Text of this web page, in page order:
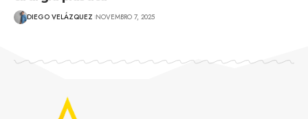
DIEGO VELÁZQUEZ NOVEMBRO 7, 2025